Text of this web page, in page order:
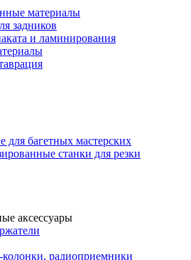
материалы
задников
и ламинирования
для багетных мастерских
станки для резки
аксессуары
радиоприемники